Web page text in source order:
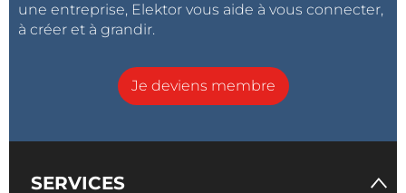
une entreprise, Elektor vous aide à vous connecter,
à créer et à grandir.
Je deviens membre
SERVICES